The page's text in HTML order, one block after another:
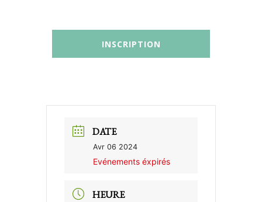
DATE
Avr 06 2024
Evénements éxpirés
HEURE